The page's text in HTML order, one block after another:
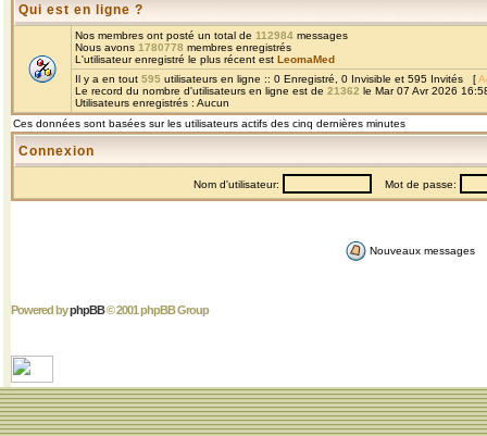
Qui est en ligne ?
Nos membres ont posté un total de 112984 messages
Nous avons 1780778 membres enregistrés
L'utilisateur enregistré le plus récent est LeomaMed
Il y a en tout 595 utilisateurs en ligne :: 0 Enregistré, 0 Invisible et 595 Invités [
Le record du nombre d'utilisateurs en ligne est de 21362 le Mar 07 Avr 2026
Utilisateurs enregistrés : Aucun
Ces données sont basées sur les utilisateurs actifs des cinq dernières minutes
Connexion
Nom d'utilisateur: Mot de passe:
Nouveaux messages
Powered byphpBB© 2001 phpBB Group